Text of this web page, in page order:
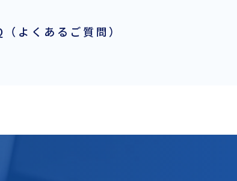
（よくあるご質問）